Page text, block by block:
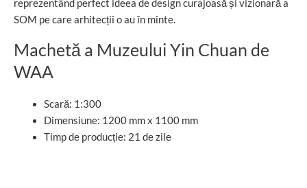
reprezentând perfect ideea de design curajoasă și vizionară a
SOM pe care arhitecții o au în minte.
Machetă a Muzeului Yin Chuan de
WAA
Scară: 1:300
Dimensiune: 1200 mm x 1100 mm
Timp de producție: 21 de zile